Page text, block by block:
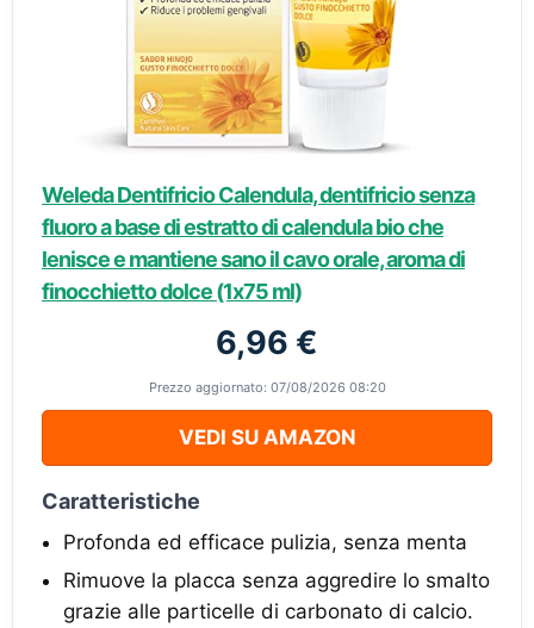
Weleda Dentifricio Calendula, dentifricio senza
fluoro a base di estratto di calendula bio che
lenisce e mantiene sano il cavo orale, aroma di
finocchietto dolce (1x75 ml)
6,96 €
Prezzo aggiornato: 07/08/2026 08:20
VEDI SU AMAZON
Caratteristiche
Profonda ed efficace pulizia, senza menta
Rimuove la placca senza aggredire lo smalto
grazie alle particelle di carbonato di calcio.